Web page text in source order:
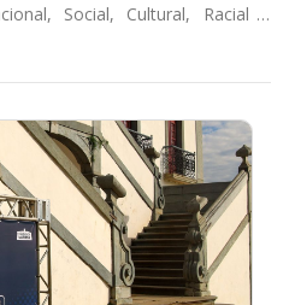
Social, Cultural, Racial e